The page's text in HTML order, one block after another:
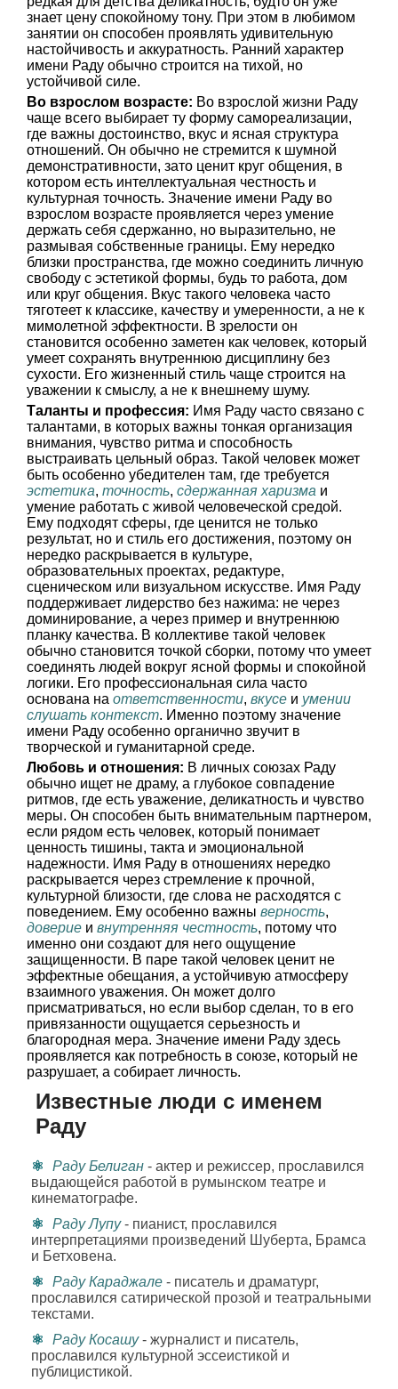
знает цену спокойному тону. При этом в любимом
занятии он способен проявлять удивительную
настойчивость и аккуратность. Ранний характер
имени Раду обычно строится на тихой, но
устойчивой силе.
Во взрослом возрасте: Во взрослой жизни Раду
чаще всего выбирает ту форму самореализации,
где важны достоинство, вкус и ясная структура
отношений. Он обычно не стремится к шумной
демонстративности, зато ценит круг общения, в
котором есть интеллектуальная честность и
культурная точность. Значение имени Раду во
взрослом возрасте проявляется через умение
держать себя сдержанно, но выразительно, не
размывая собственные границы. Ему нередко
близки пространства, где можно соединить личную
свободу с эстетикой формы, будь то работа, дом
или круг общения. Вкус такого человека часто
тяготеет к классике, качеству и умеренности, а не к
мимолетной эффектности. В зрелости он
становится особенно заметен как человек, который
умеет сохранять внутреннюю дисциплину без
сухости. Его жизненный стиль чаще строится на
уважении к смыслу, а не к внешнему шуму.
Таланты и профессия: Имя Раду часто связано с
талантами, в которых важны тонкая организация
внимания, чувство ритма и способность
выстраивать цельный образ. Такой человек может
быть особенно убедителен там, где требуется
эстетика, точность, сдержанная харизма и
умение работать с живой человеческой средой.
Ему подходят сферы, где ценится не только
результат, но и стиль его достижения, поэтому он
нередко раскрывается в культуре,
образовательных проектах, редактуре,
сценическом или визуальном искусстве. Имя Раду
поддерживает лидерство без нажима: не через
доминирование, а через пример и внутреннюю
планку качества. В коллективе такой человек
обычно становится точкой сборки, потому что умеет
соединять людей вокруг ясной формы и спокойной
логики. Его профессиональная сила часто
основана на ответственности, вкусе и умении
слушать контекст. Именно поэтому значение
имени Раду особенно органично звучит в
творческой и гуманитарной среде.
Любовь и отношения: В личных союзах Раду
обычно ищет не драму, а глубокое совпадение
ритмов, где есть уважение, деликатность и чувство
меры. Он способен быть внимательным партнером,
если рядом есть человек, который понимает
ценность тишины, такта и эмоциональной
надежности. Имя Раду в отношениях нередко
раскрывается через стремление к прочной,
культурной близости, где слова не расходятся с
поведением. Ему особенно важны верность,
доверие и внутренняя честность, потому что
именно они создают для него ощущение
защищенности. В паре такой человек ценит не
эффектные обещания, а устойчивую атмосферу
взаимного уважения. Он может долго
присматриваться, но если выбор сделан, то в его
привязанности ощущается серьезность и
благородная мера. Значение имени Раду здесь
проявляется как потребность в союзе, который не
разрушает, а собирает личность.
Известные люди с именем
Раду
Раду Белиган - актер и режиссер, прославился
выдающейся работой в румынском театре и
кинематографе.
Раду Лупу- пианист, прославился
интерпретациями произведений Шуберта, Брамса
и Бетховена.
Раду Караджале - писатель и драматург,
прославился сатирической прозой и театральными
текстами.
Раду Косашу- журналист и писатель,
прославился культурной эссеистикой и
публицистикой.